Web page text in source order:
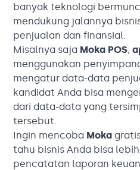
banyak teknologi
mendukung jalannya
penjualan dan finansial.
Misalnya saja Moka POS,
menggunakan
mengatur data-data
kandidat Anda bisa
dari data-data yang
tersebut.
Ingin mencoba Moka
tahu bisnis Anda bisa
pencatatan laporan